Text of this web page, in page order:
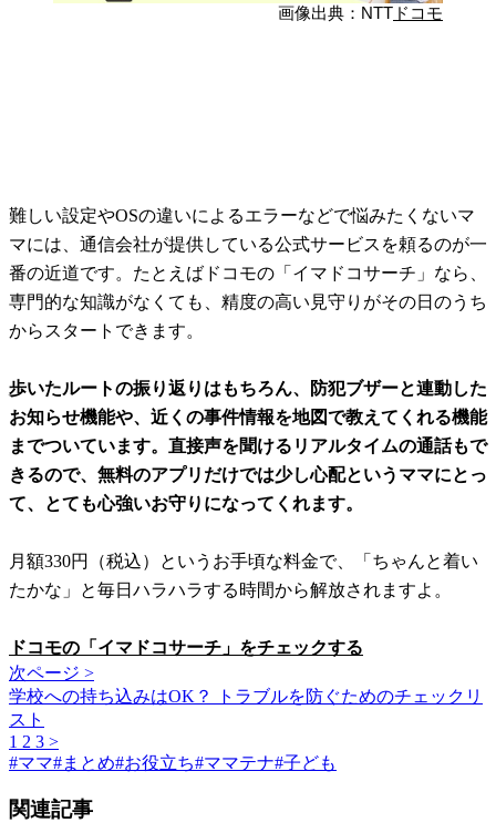
画像出典：NTT ドコモ
難しい設定やOSの違いによるエラーなどで悩みたくないマ
マには、通信会社が提供している公式サービスを頼るのが一
番の近道です。たとえばドコモの「イマドコサーチ」なら、
専門的な知識がなくても、精度の高い見守りがその日のうち
からスタートできます。
歩いたルートの振り返りはもちろん、防犯ブザーと連動した
お知らせ機能や、近くの事件情報を地図で教えてくれる機能
までついています。直接声を聞けるリアルタイムの通話もで
きるので、無料のアプリだけでは少し心配というママにとっ
て、とても心強いお守りになってくれます。
月額330円（税込）というお手頃な料金で、「ちゃんと着い
たかな」と毎日ハラハラする時間から解放されますよ。
ドコモの「イマドコサーチ」をチェックする
次ページ >
学校への持ち込みはOK？ トラブルを防ぐためのチェックリ
スト
1 2 3 >
#ママ#まとめ#お役立ち#ママテナ#子ども
関連記事